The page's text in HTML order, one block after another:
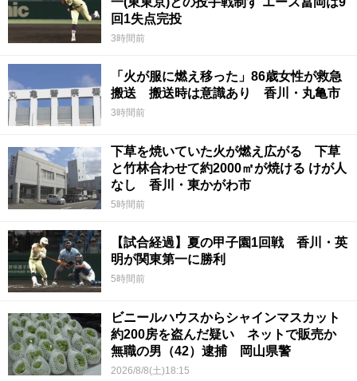
回1失点完投
3時間前
「火が服に燃え移った」86歳女性が救急
搬送 搬送時は意識あり 香川・丸亀市
3時間前
下草を焼いていた火が燃え広がる 下草
と竹林合わせて約2000㎡が焼ける けが人
なし 香川・東かがわ市
5時間前
【試合経過】夏の甲子園1回戦 香川・英
明が関東第一に勝利
5時間前
ビニールハウスからシャインマスカット
約200房を盗んだ疑い ネットで販売か
無職の男（42）逮捕 岡山県警
2026/8/8(土)18:15